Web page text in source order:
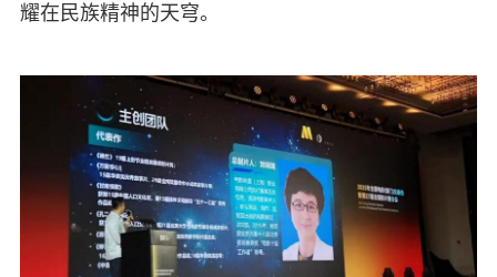
耀在民族精神的天穹。